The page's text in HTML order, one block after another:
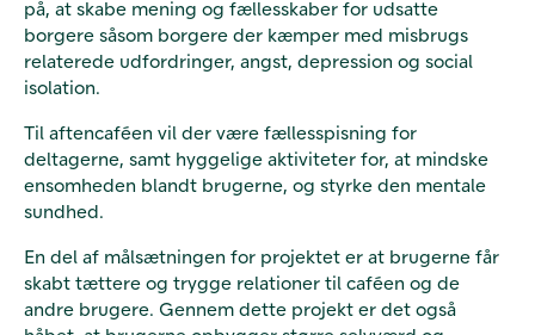
på, at skabe mening og fællesskaber for udsatte
borgere såsom borgere der kæmper med misbrugs
relaterede udfordringer, angst, depression og social
isolation.
Til aftencaféen vil der være fællesspisning for
deltagerne, samt hyggelige aktiviteter for, at mindske
ensomheden blandt brugerne, og styrke den mentale
sundhed.
En del af målsætningen for projektet er at brugerne får
skabt tættere og trygge relationer til caféen og de
andre brugere. Gennem dette projekt er det også